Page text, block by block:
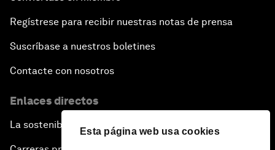
Esta página web usa cookies
Regístrese para recibir nuestras notas de prensa
Suscríbase a nuestros boletines
Contacte con nosotros
Enlaces directos
La sostenibilidad en el Foro